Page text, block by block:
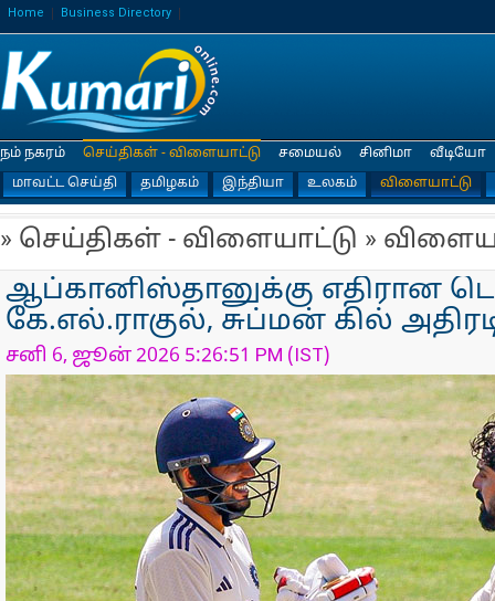
Home Business Directory
நம் நகரம்
செய்திகள் - விளையாட்டு
மாவட்ட செய்தி
தமிழகம் இந்தியா உலகம் விளையாட்டு
சமையல் சினிமா வீடியோ
» செய்திகள் - விளையாட்டு »
ஆப்கானிஸ்தானுக்கு எதிரான
கே.எல்.ராகுல், சுப்மன் கில்
சனி 6, ஜூன் 2026 5:26:51 PM (IST)